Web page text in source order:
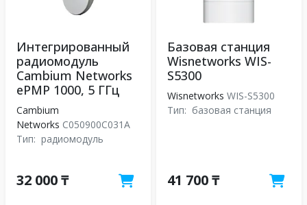
Интегрированный
радиомодуль
Cambium Networks
ePMP 1000, 5 ГГц
Cambium
Networks C050900C031A
Тип: радиомодуль
32 000 ₸
Базовая станция
Wisnetworks WIS-
S5300
Wisnetworks WIS-S5300
Тип: базовая станция
41 700 ₸